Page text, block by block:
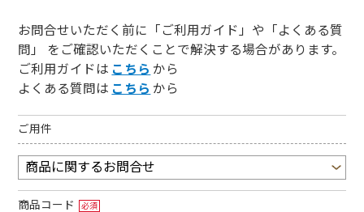
お問合せいただく前に「ご利用ガイド」や「よくある質
問」 をご確認いただくことで解決する場合があります。
ご利用ガイドは こちら から
よくある質問は こちら から
ご用件
商品コード 必須